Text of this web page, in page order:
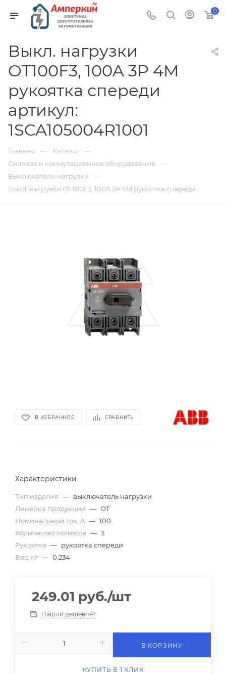
0
Выкл. нагрузки
OT100F3, 100A 3P 4M
рукоятка спереди
артикул:
1SCA105004R1001
Главная — Каталог —
Силовое и коммутационное оборудование —
Выключатели нагрузки —
Выкл. нагрузки OT100F3, 100A 3P 4M рукоятка спереди
В ИЗБРАННОЕ СРАВНИТЬ
Характеристики
Тип изделия — выключатель нагрузки
Линейка продукции — OT
Номинальный ток, A — 100
Количество полюсов — 3
Рукоятка — рукоятка спереди
Вес, кг — 0.234
249.01 руб./шт
Нашли дешевле?
В КОРЗИНУ
КУПИТЬ В 1 КЛИК